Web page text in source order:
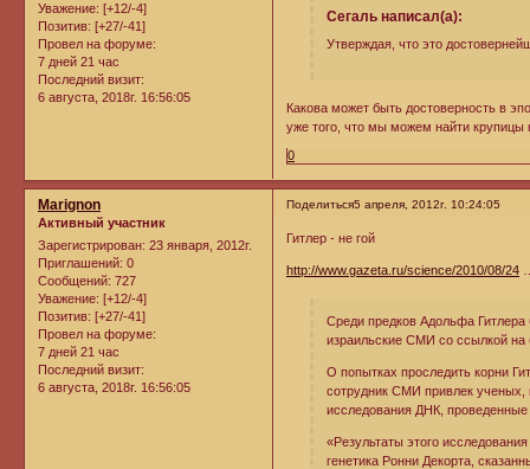
Уважение: [+12/-4]
Позитив: [+27/-41]
Провел на форуме:
7 дней 21 час
Последний визит:
6 августа, 2018г. 16:56:05
Сегаль написал(а):
Утверждая, что это
Какова может быть достоверность в
уже того, что мы можем найти крупицы
0
Поделиться5 апреля, 2012г. 10:24:05
Marignon
Активный участник
Зарегистрирован: 23 января, 2012г.
Приглашений: 0
Сообщений: 727
Уважение: [+12/-4]
Позитив: [+27/-41]
Провел на форуме:
7 дней 21 час
Последний визит:
6 августа, 2018г. 16:56:05
Гитлер - не гой
http://www.gazeta.ru/science/2010/08/24
Среди предков Адольфа
израильские СМИ со ссылкой
О попытках проследить корни
сотрудник СМИ привлек ученых,
исследования ДНК,
«Результаты этого
генетика Ронни Декорта,